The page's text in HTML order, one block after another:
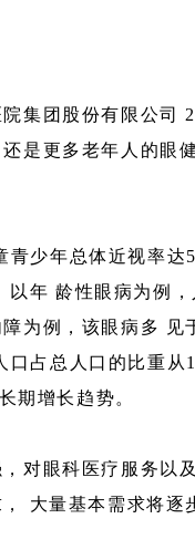
集团股份有限公司
是更多老年人的眼
少年总体近视率达
年 龄性眼病为例
例，该眼病多 见
占总人口的比重
期增长趋势。
对眼科医疗服务以
大量基本需求将